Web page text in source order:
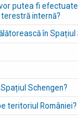
putea fi
internă?
în Spațiul
Schengen?
teritoriul României?